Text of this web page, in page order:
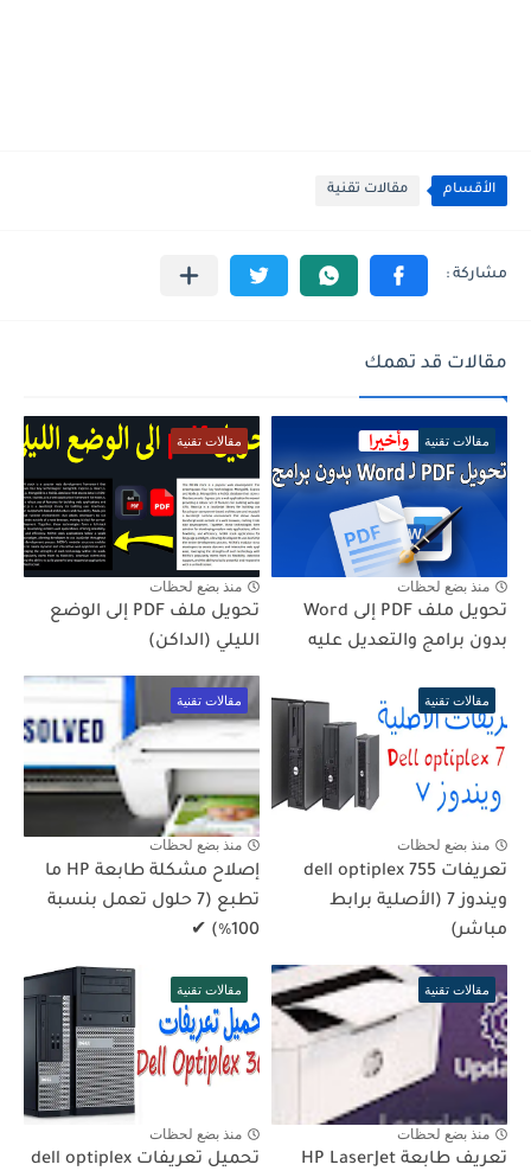
الأقسام مقالات تقنية
مقالات قد تهمك
مقالات تقنية
منذ بضع لحظات
تحويل ملف PDF إلى Word
بدون برامج والتعديل عليه
مقالات تقنية
منذ بضع لحظات
تحويل ملف PDF إلى الوضع
الليلي (الداكن)
مقالات تقنية
منذ بضع لحظات
تعريفات dell optiplex 755
ويندوز 7 (الأصلية برابط
مباشر)
مقالات تقنية
منذ بضع لحظات
إصلاح مشكلة طابعة HP ما
تطبع (7 حلول تعمل بنسبة
100٪) ✔
مقالات تقنية
منذ بضع لحظات
تعريف طابعة HP LaserJet
مقالات تقنية
منذ بضع لحظات
تحميل تعريفات dell optiplex